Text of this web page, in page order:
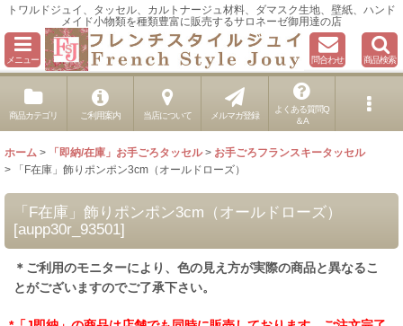
トワルドジュイ、タッセル、カルトナージュ材料、ダマスク生地、壁紙、ハンド
メイド小物類を種類豊富に販売するサロネーゼ御用達の店
メニュー 問合わせ 商品検索
商品カテゴリ ご利用案内 当店について メルマガ登録
よくある質問Q
＆A
ホーム > 「即納/在庫」お手ごろタッセル > お手ごろフランスキータッセル
>
「F在庫」飾りポンポン3cm（オールドローズ）
「F在庫」飾りポンポン3cm（オールドローズ）
[aupp30r_93501]
＊ご利用のモニターにより、色の見え方が実際の商品と異なるこ
とがございますのでご了承下さい。